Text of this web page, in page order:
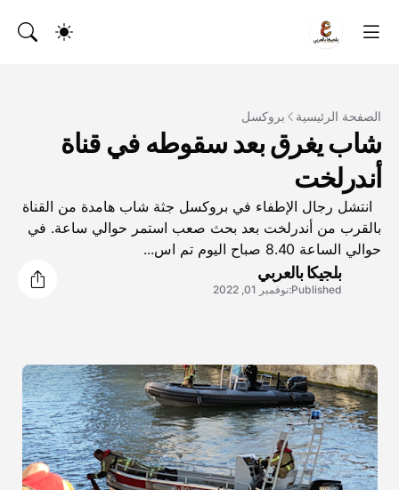
الصفحة الرئيسية بروكسل
شاب يغرق بعد سقوطه في قناة
أندرلخت
انتشل رجال الإطفاء في بروكسل جثة شاب هامدة من القناة
بالقرب من أندرلخت بعد بحث صعب استمر حوالي ساعة. في
حوالي الساعة 8.40 صباح اليوم تم اس...
بلجيكا بالعربي
Published: نوفمبر 01, 2022